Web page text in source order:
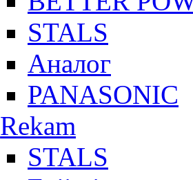
STALS
Аналог
PANASONIC
Rekam
STALS